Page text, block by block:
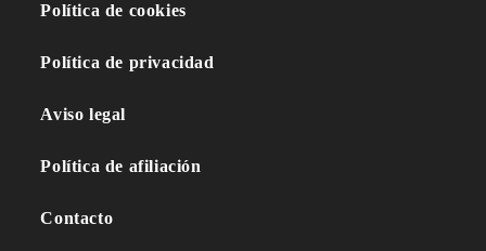
Política de cookies
Política de privacidad
Aviso legal
Política de afiliación
Contacto